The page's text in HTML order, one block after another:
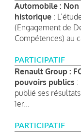
Automobile : Non
historique :
(Engagement de
Compétences) au
PARTICIPATIF
Renault Group :
pouvoirs publics :
publié ses
1er...
PARTICIPATIF